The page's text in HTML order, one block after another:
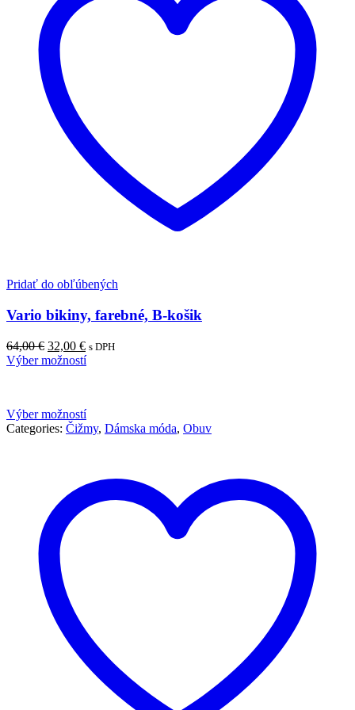
Pridať do obľúbených
Vario bikiny, farebné, B-košik
64,00€ Pôvodná
cena
32,00 €Aktuálna
cena
s DPH
Výber možností
Výber možností
Categories: Čižmy, Dámska móda, Obuv